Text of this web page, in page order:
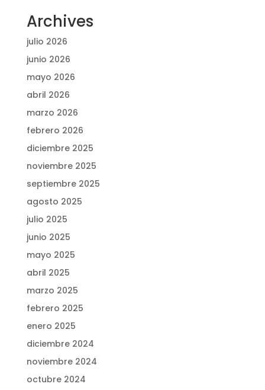
Archives
julio 2026
junio 2026
mayo 2026
abril 2026
marzo 2026
febrero 2026
diciembre 2025
noviembre 2025
septiembre 2025
agosto 2025
julio 2025
junio 2025
mayo 2025
abril 2025
marzo 2025
febrero 2025
enero 2025
diciembre 2024
noviembre 2024
octubre 2024